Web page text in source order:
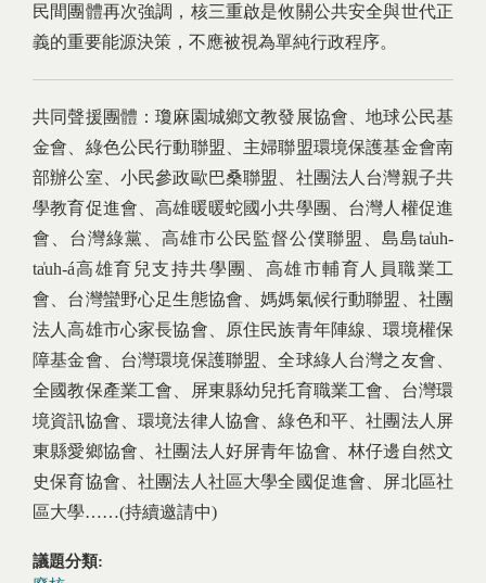
民間團體再次強調，核三重啟是攸關公共安全與世代正
義的重要能源決策，不應被視為單純行政程序。
共同聲援團體：瓊麻園城鄉文教發展協會、地球公民基
金會、綠色公民行動聯盟、主婦聯盟環境保護基金會南
部辦公室、小民參政歐巴桑聯盟、社團法人台灣親子共
學教育促進會、高雄暖暖蛇國小共學團、台灣人權促進
會、台灣綠黨、高雄市公民監督公僕聯盟、島島ta̍uh-
ta̍uh-á高雄育兒支持共學團、高雄市輔育人員職業工
會、台灣蠻野心足生態協會、媽媽氣候行動聯盟、社團
法人高雄市心家長協會、原住民族青年陣線、環境權保
障基金會、台灣環境保護聯盟、全球綠人台灣之友會、
全國教保產業工會、屏東縣幼兒托育職業工會、台灣環
境資訊協會、環境法律人協會、綠色和平、社團法人屏
東縣愛鄉協會、社團法人好屏青年協會、林仔邊自然文
史保育協會、社團法人社區大學全國促進會、屏北區社
區大學……(持續邀請中)
議題分類: